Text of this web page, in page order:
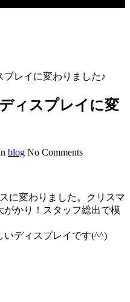
プレイに変わりました♪
ィスプレイに変
blog No Comments
に変わりました。クリスマ
がかり！スタッフ総出で模
いディスプレイです(^^)